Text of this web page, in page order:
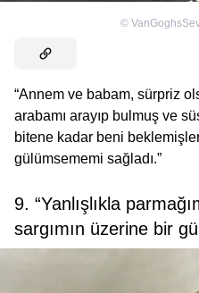
©
“Annem ve babam, sürpriz
arabamı arayıp bulmuş ve
bitene kadar beni
gülümsememi sağladı.”
9. “Yanlışlıkla
sargımın üzerine bir